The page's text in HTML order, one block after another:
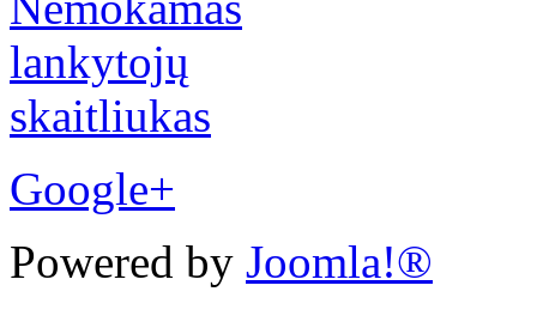
Google+
Powered by Joomla!®